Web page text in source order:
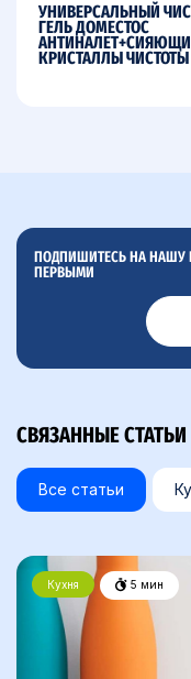
УНИВЕРСАЛЬНЫЙ
ГЕЛЬ ДОМЕСТОС
КРИСТАЛЛЫ ЧИСТОТЫ
ПОДПИШИТЕСЬ НА НАШУ
ПЕРВЫМИ
СВЯЗАННЫЕ СТАТЬИ
Все статьи
Кухня 5 мин